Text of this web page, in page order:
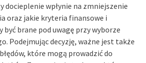
docieplenie wpłynie na zmniejszenie
oraz jakie kryteria finansowe i
brane pod uwagę przy wyborze
Podejmując decyzję, ważne jest także
które mogą prowadzić do